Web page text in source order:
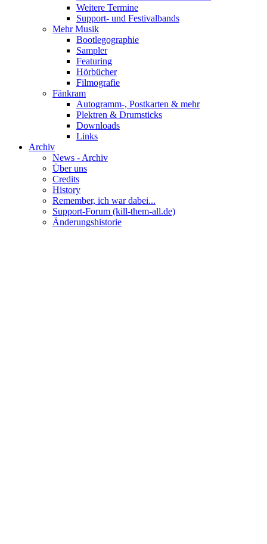
Weitere Termine
Support- und Festivalbands
Mehr Musik
Bootlegographie
Sampler
Featuring
Hörbücher
Filmografie
Fänkram
Autogramm-, Postkarten & mehr
Plektren & Drumsticks
Downloads
Links
Archiv
News - Archiv
Über uns
Credits
History
Remember, ich war dabei...
Support-Forum (kill-them-all.de)
Änderungshistorie